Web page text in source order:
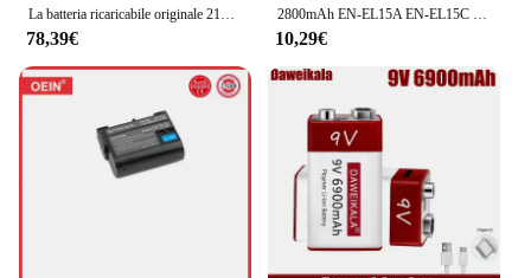
La batteria ricaricabile originale 21700 21700 mAh 40A di LiitoKala 4000 Lii-40A adatta il CAPO
78,39€
2800mAh EN-EL15A EN-EL15C EL15 EN EL15 batteria + caricabatterie LED per Nikon D500, D610, D750, D800, D810, D850, D7000, D7100, D7500
10,29€